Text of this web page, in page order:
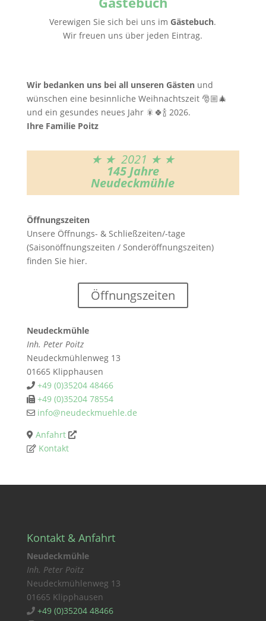
Verewigen Sie sich bei uns imGästebuch.
Wir freuen uns über jeden Eintrag.
Wir bedanken uns bei all unseren Gästenund
wünschen eine besinnliche Weihnachtszeit 🎅🏼🎄
und ein gesundes neues Jahr 🎇🍀🍾 2026.
Ihre Familie Poitz
★ ★ 2021 ★ ★
145 Jahre
Neudeckmühle
Öffnungszeiten
Unsere Öffnungs- & Schließzeiten/-tage
(Saisonöffnungszeiten / Sonderöffnungszeiten)
finden Sie hier.
Öffnungszeiten
Neudeckmühle
Inh. Peter Poitz
Neudeckmühlenweg 13
01665 Klipphausen
+49 (0)35204 48466
+49 (0)35204 78554
info@neudeckmuehle.de
Anfahrt
Kontakt
Kontakt & Anfahrt
Neudeckmühle
Inh. Peter Poitz
Neudeckmühlenweg 13
01665 Klipphausen
+49 (0)35204 48466